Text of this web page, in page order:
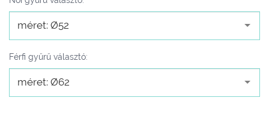
méret: Ø52
Férfi gyűrű választó:
méret: Ø62